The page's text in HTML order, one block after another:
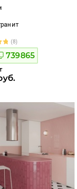
(8)
739865